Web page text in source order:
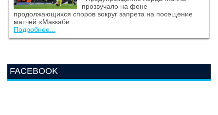
прозвучало на фоне
продолжающихся споров вокруг запрета на посещение
матчей «Маккаби...
Подробнее...
FACEBOOK